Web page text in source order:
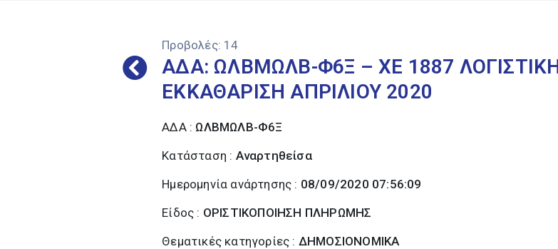
Προβολές: 14
ΑΔΑ: ΩΛΒΜΩΛΒ-Φ6Ξ – ΧΕ 1887
ΕΚΚΑΘΑΡΙΣΗ ΑΠΡΙΛΙΟΥ 2020
ΑΔΑ : ΩΛΒΜΩΛΒ-Φ6Ξ
Κατάσταση : Αναρτηθείσα
Ημερομηνία ανάρτησης : 08/09/2020 07:56:09
Είδος : ΟΡΙΣΤΙΚΟΠΟΙΗΣΗ ΠΛΗΡΩΜΗΣ
Θεματικές κατηγορίες : ΔΗΜΟΣΙΟΝΟΜΙΚΑ